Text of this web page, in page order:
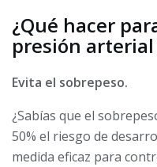
¿Qué hacer
presión
Evita el sobrepeso.
¿Sabías que el
50% el riesgo de
medida eficaz para